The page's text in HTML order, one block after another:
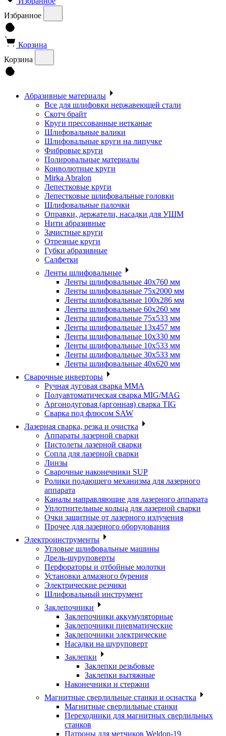
Избранное
Корзина
Корзина
Абразивные материалы
Все для шлифовки нержавеющей стали
Скотч брайт
Круги прессованные нетканые
Шлифовальные валики
Шлифовальные круги на липучке
Фибровые круги
Полировальные материалы
Конволютные круги
Mirka Abralon
Лепестковые круги
Лепестковые шлифовальные головки
Шлифовальные палочки
Оправки, держатели, насадки для УШМ
Нити абразивные
Зачистные круги
Отрезные круги
Губки абразивные
Салфетки
Ленты шлифовальные
Ленты шлифовальные 40х760 мм
Ленты шлифовальные 75х2000 мм
Ленты шлифовальные 100х286 мм
Ленты шлифовальные 60х260 мм
Ленты шлифовальные 75х533 мм
Ленты шлифовальные 13х457 мм
Ленты шлифовальные 10х330 мм
Ленты шлифовальные 10х533 мм
Ленты шлифовальные 30х533 мм
Ленты шлифовальные 40х620 мм
Сварочные инверторы
Ручная дуговая сварка MMA
Полуавтоматическая сварка MIG/MAG
Аргонодуговая (аргонная) сварка TIG
Сварка под флюсом SAW
Лазерная сварка, резка и очистка
Аппараты лазерной сварки
Пистолеты лазерной сварки
Сопла для лазерной сварки
Линзы
Сварочные наконечники SUP
Ролики подающего механизма для лазерного
аппарата
Каналы направляющие для лазерного аппарата
Уплотнительные кольца для лазерной сварки
Очки защитные от лазерного излучения
Прочее для лазерного оборудования
Электроинструменты
Угловые шлифовальные машины
Дрель-шуруповерты
Перфораторы и отбойные молотки
Установки алмазного бурения
Электрические резчики
Шлифовальный инструмент
Заклепочники
Заклепочники аккумуляторные
Заклепочники пневматические
Заклепочники электрические
Насадки на шуруповерт
Заклепки
Заклепки резьбовые
Заклепки вытяжные
Наконечники и стержни
Магнитные сверлильные станки и оснастка
Магнитные сверлильные станки
Переходники для магнитных сверлильных
станков
Патроны для метчиков Weldon-19